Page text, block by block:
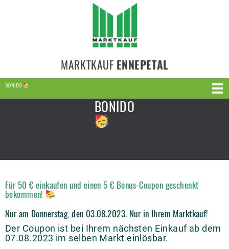
MARKTKAUF ENNEPETAL
BONIDO
BONIDO
Für 50 € einkaufen und einen 5 € Bonus-Coupon geschenkt
bekommen!
Nur am Donnerstag, den 03.08.2023. Nur in Ihrem Marktkauf!
Der Coupon ist bei Ihrem nächsten Einkauf ab dem
07.08.2023 im selben Markt einlösbar.